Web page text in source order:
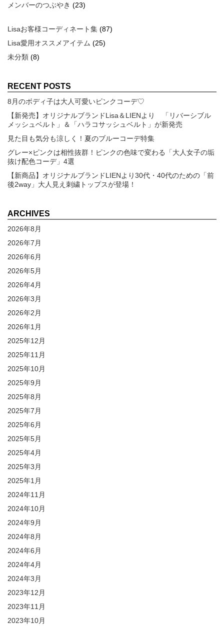
メンバーのつぶやき (23)
Lisaお客様コーディネート集 (87)
Lisa愛用オススメアイテム (25)
未分類 (8)
RECENT POSTS
8月のボディ子は大人可愛いピンクコーデ♡
【新発売】オリジナルブランドLisa＆LIENより 「リバーシブル
メッシュベルト」＆「ハラコサッシュベルト」が新発売
見た目も気分も涼しく！夏のブルーコーデ特集
グレー×ピンクは相性抜群！ピンクの色味で変わる「大人女子の垢
抜け配色コーデ」4選
【新商品】オリジナルブランドLIENより30代・40代のための「前
後2way」大人見え刺繍トップスが登場！
ARCHIVES
2026年8月
2026年7月
2026年6月
2026年5月
2026年4月
2026年3月
2026年2月
2026年1月
2025年12月
2025年11月
2025年10月
2025年9月
2025年8月
2025年7月
2025年6月
2025年5月
2025年4月
2025年3月
2025年1月
2024年11月
2024年10月
2024年9月
2024年8月
2024年6月
2024年4月
2024年3月
2023年12月
2023年11月
2023年10月